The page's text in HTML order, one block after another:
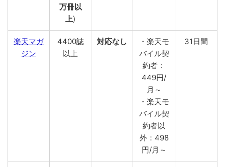
万冊以
上)
楽天マガ
ジン
4400誌
以上
対応なし
・楽天モ
バイル契
約者：
449円/
月～
・楽天モ
バイル契
約者以
外：498
円/月～
31日間